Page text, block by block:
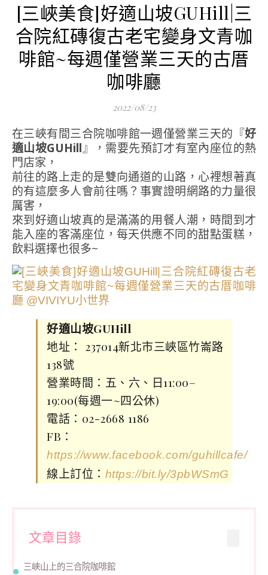
[三峽美食]好適山坡GUHill|三
合院紅磚復古老宅變身文青咖
啡館~每週僅營業三天的古厝
咖啡廳
2022/08/23
在三峽有間三合院咖啡館一週僅營業三天的『好
適山坡GUHill』，需要先預訂才有室內座位的熱
門店家，
前往的路上走的是雙向通道的山路，心裡想著真
的有這麼多人會前往嗎？事實證明網路的力量很
厲害，
來到好適山坡真的是滿滿的用餐人潮，時間到才
能入座的客滿座位，每天供應不同的甜點蛋糕，
飲料選擇也很多~
好適山坡GUHill
地址： 237014新北市三峽區竹崙路
138號
營業時間：五、六、日11:00–
19:00(每週一~四公休)
電話：02-2668 1186
FB：
https://www.facebook.com/guhillcafe/
線上訂位： https://bit.ly/3pbWSmG
文章目錄
三峽山上的三合院咖啡館